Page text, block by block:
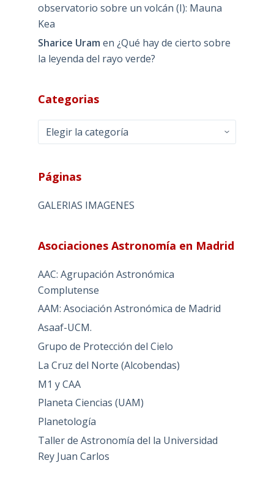
observatorio sobre un volcán (I): Mauna
Kea
Sharice Uram en ¿Qué hay de cierto sobre
la leyenda del rayo verde?
Categorias
Categorias
Páginas
GALERIAS IMAGENES
Asociaciones Astronomía en Madrid
AAC: Agrupación Astronómica
Complutense
AAM: Asociación Astronómica de Madrid
Asaaf-UCM.
Grupo de Protección del Cielo
La Cruz del Norte (Alcobendas)
M1 y CAA
Planeta Ciencias (UAM)
Planetología
Taller de Astronomía del la Universidad
Rey Juan Carlos